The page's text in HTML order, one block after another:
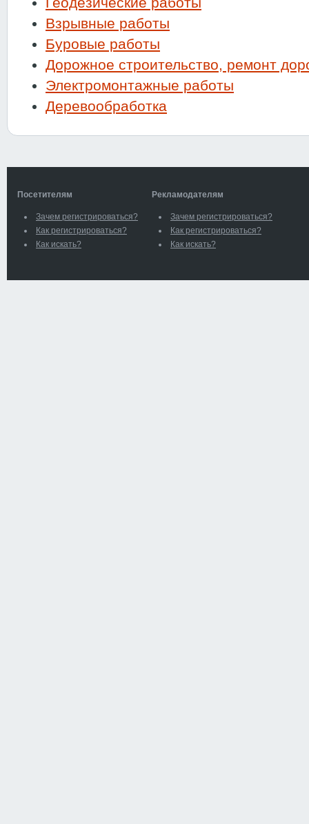
Взрывные работы
Буровые работы
Дорожное строительство, ремонт
Электромонтажные работы
Деревообработка
Посетителям
Зачем регистрироваться?
Как регистрироваться?
Как искать?
Рекламодателям
Зачем регистрироваться?
Как регистрироваться?
Как искать?